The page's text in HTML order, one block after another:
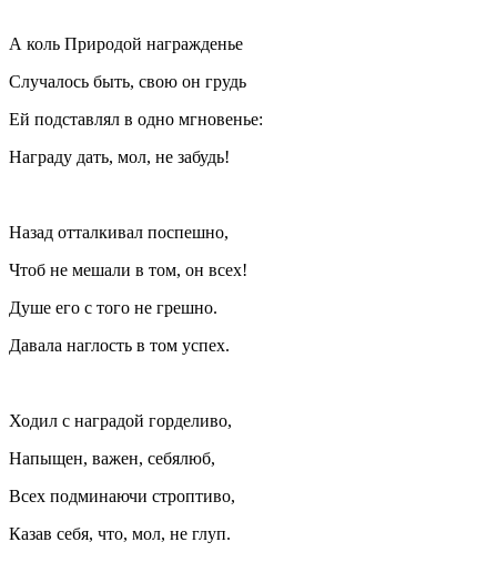
А коль Природой награжденье
Случалось быть, свою он грудь
Ей подставлял в одно мгновенье:
Награду дать, мол, не забудь!
Назад отталкивал поспешно,
Чтоб не мешали в том, он всех!
Душе его с того не грешно.
Давала наглость в том успех.
Ходил с наградой горделиво,
Напыщен, важен, себялюб,
Всех подминаючи строптиво,
Казав себя, что, мол, не глуп.